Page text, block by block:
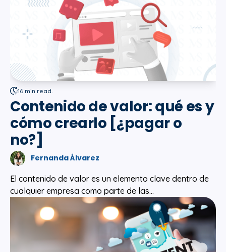
16 min read.
Contenido de valor: qué es y
cómo crearlo [¿pagar o
no?]
Fernanda Álvarez
El contenido de valor es un elemento clave dentro de
cualquier empresa como parte de las...